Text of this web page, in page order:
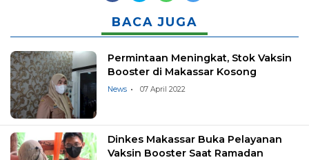
BACA JUGA
Permintaan Meningkat, Stok Vaksin
Booster di Makassar Kosong
News 07 April 2022
Dinkes Makassar Buka Pelayanan
Vaksin Booster Saat Ramadan